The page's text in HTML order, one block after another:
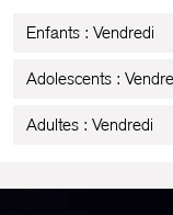
Enfants : Vendredi
Adolescents :
Adultes : Vendredi